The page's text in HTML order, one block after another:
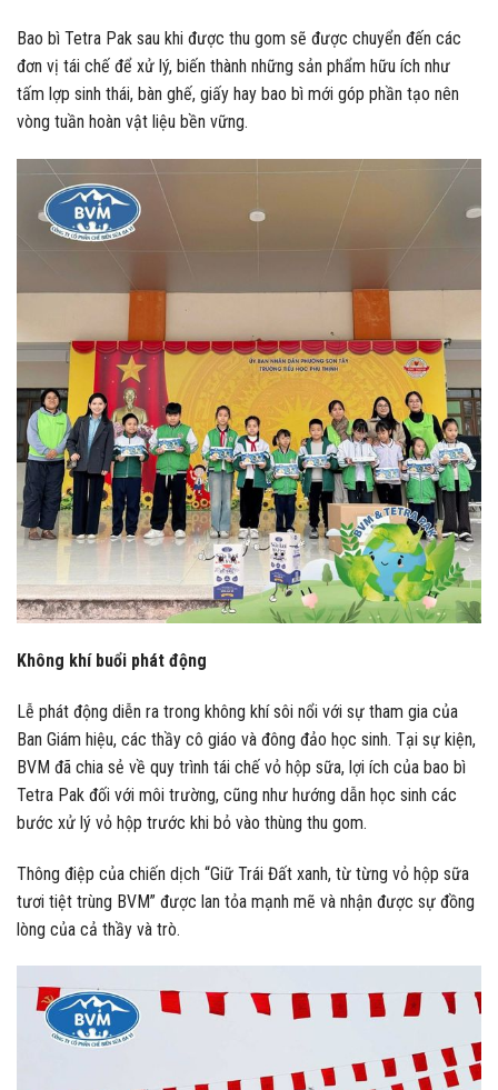
Bao bì Tetra Pak sau khi được thu gom sẽ được chuyển đến các
đơn vị tái chế để xử lý, biến thành những sản phẩm hữu ích như
tấm lợp sinh thái, bàn ghế, giấy hay bao bì mới góp phần tạo nên
vòng tuần hoàn vật liệu bền vững.
Không khí buổi phát động
Lễ phát động diễn ra trong không khí sôi nổi với sự tham gia của
Ban Giám hiệu, các thầy cô giáo và đông đảo học sinh. Tại sự kiện,
BVM đã chia sẻ về quy trình tái chế vỏ hộp sữa, lợi ích của bao bì
Tetra Pak đối với môi trường, cũng như hướng dẫn học sinh các
bước xử lý vỏ hộp trước khi bỏ vào thùng thu gom.
Thông điệp của chiến dịch “Giữ Trái Đất xanh, từ từng vỏ hộp sữa
tươi tiệt trùng BVM” được lan tỏa mạnh mẽ và nhận được sự đồng
lòng của cả thầy và trò.